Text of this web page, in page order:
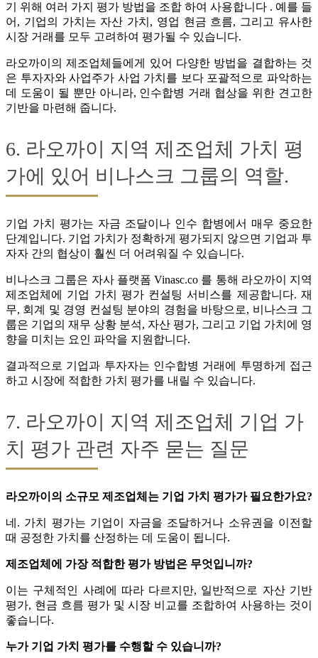
기 위해 여러 가지 평가 방법을 조합 하여 사용합니다 . 예를 들
어, 기업의 가치는 자산 가치, 영업 현금 흐름, 그리고 유사한
시장 거래를 모두 고려하여 평가될 수 있습니다.
라오까이의 제조업체들에게 있어 다양한 방법을 결합하는 것
은 투자자와 사업주가 사업 가치를 보다 포괄적으로 파악하는
데 도움이 될 뿐만 아니라, 인수합병 거래 협상을 위한 견고한
기반을 마련해 줍니다.
6. 라오까이 지역 제조업체 가치 평
가에 있어 비나스크 그룹의 역할.
기업 가치 평가는 자금 조달이나 인수 합병에서 매우 중요한
단계입니다. 기업 가치가 정확하게 평가되지 않으면 기업과 투
자자 간의 협상이 훨씬 더 어려워질 수 있습니다.
비나스크 그룹은 자사 플랫폼 Vinasc.co 를 통해 라오까이 지역
제조업체에 기업 가치 평가 컨설팅 서비스를 제공합니다. 재
무, 회계 및 경영 컨설팅 분야의 경험을 바탕으로, 비나스크 그
룹은 기업의 재무 상황 분석, 자산 평가, 그리고 기업 가치에 영
향을 미치는 요인 파악을 지원합니다.
결과적으로 기업과 투자자는 인수합병 거래에 투명하게 접근
하고 시장에 적합한 가치 평가를 내릴 수 있습니다.
7. 라오까이 지역 제조업체 기업 가
치 평가 관련 자주 묻는 질문
라오까이의 소규모 제조업체는 기업 가치 평가가 필요한가요?
네. 가치 평가는 기업이 자금을 조달하거나 소유권을 이전할
때 공정한 가치를 산정하는 데 도움이 됩니다.
제조업체에 가장 적합한 평가 방법은 무엇입니까?
이는 구체적인 사례에 따라 다르지만, 일반적으로 자산 기반
평가, 현금 흐름 평가 및 시장 비교를 조합하여 사용하는 것이
좋습니다.
누가 기업 가치 평가를 수행할 수 있습니까?